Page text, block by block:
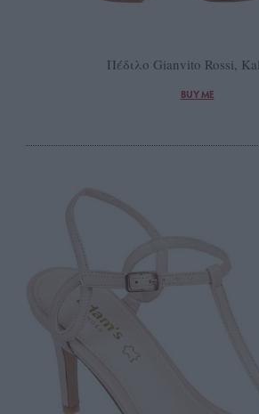
Πέδιλο Gianvito Rossi,
BUY ME